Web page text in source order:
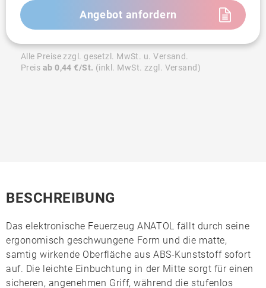
Angebot anfordern
Alle Preise zzgl. gesetzl. MwSt. u. Versand.
Preis ab 0,44 €/St. (inkl. MwSt. zzgl. Versand)
BESCHREIBUNG
Das elektronische FeuerzeugANATOL fällt durch seine
ergonomisch geschwungene Form und die matte,
samtig wirkende Oberfläche aus ABS-Kunststoffsofort
auf. Die leichte Einbuchtung in der Mitte sorgt für einen
sicheren, angenehmen Griff, während die stufenlos